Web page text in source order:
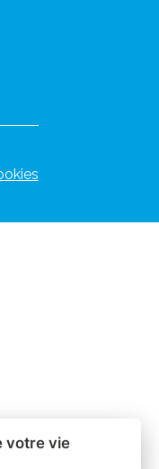
votre vie